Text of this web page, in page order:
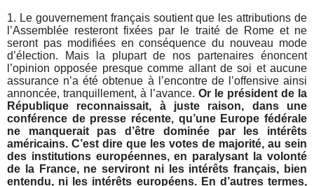
1. Le gouvernement français soutient que les attributions de
l’Assemblée resteront fixées par le traité de Rome et ne
seront pas modifiées en conséquence du nouveau mode
d’élection. Mais la plupart de nos partenaires énoncent
l’opinion opposée presque comme allant de soi et aucune
assurance n’a été obtenue à l’encontre de l’offensive ainsi
annoncée, tranquillement, à l’avance. Or le président de la
République reconnaissait, à juste raison, dans une
conférence de presse récente, qu’une Europe fédérale
ne manquerait pas d’être dominée par les intérêts
américains. C’est dire que les votes de majorité, au sein
des institutions européennes, en paralysant la volonté
de la France, ne serviront ni les intérêts français, bien
entendu, ni les intérêts européens. En d’autres termes,